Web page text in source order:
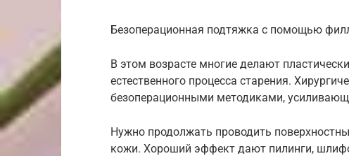
Безоперационная подтяжка с помощью
В этом возрасте многие делают
естественного процесса старения.
безоперационными методиками,
Нужно продолжать проводить
кожи. Хороший эффект дают пилинги,